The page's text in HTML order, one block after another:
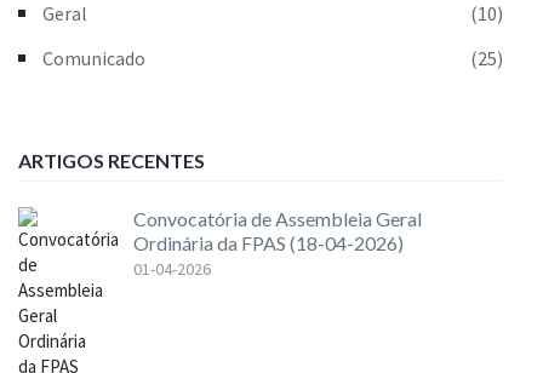
Geral
(10)
Comunicado
(25)
ARTIGOS RECENTES
Convocatória de Assembleia Geral
Ordinária da FPAS (18-04-2026)
01-04-2026